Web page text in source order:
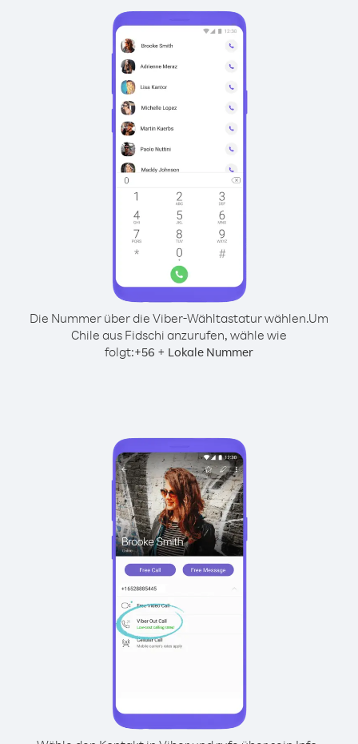
Die Nummer über die Viber-Wähltastatur wählen.Um
Chile aus Fidschi anzurufen, wähle wie
folgt:+56 + Lokale Nummer